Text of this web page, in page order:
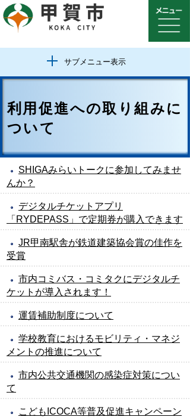
サブメニュー表示
利用促進への取り組みに
ついて
SHIGAみらいトークに参加してみませ
んか？
デジタルチケットアプリ
「RYDEPASS」で定期券が購入できます
JR甲南駅舎が鉄道建築協会賞の佳作を
受賞
市内コミバス・コミタクにデジタルチ
ケットが導入されます！
運賃補助制度について
学校教育におけるモビリティ・マネジ
メントの推進について
市内公共交通機関の感染症対策につい
て
こどもICOCA等普及促進キャンペーン